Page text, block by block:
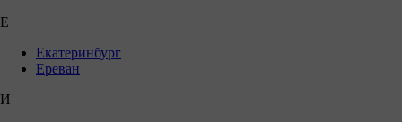
Е
Екатеринбург
Ереван
И